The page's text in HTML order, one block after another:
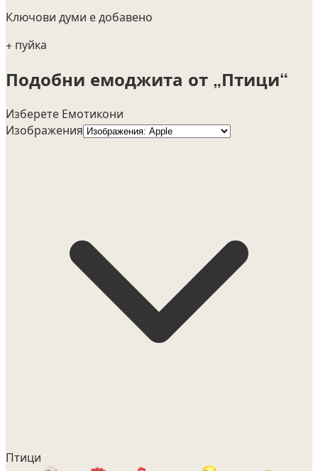
Ключови думи е добавено
+ пуйка
Подобни емоджита от „Птици“
Изберете Емотикони
Изображения
Птици